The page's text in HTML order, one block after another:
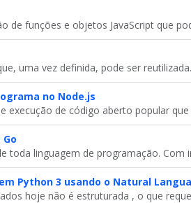
funções e objetos JavaScript que
uma vez definida, pode ser reutilizada.
no Node.js
de código aberto popular que
toda linguagem de programação. Com
Python 3 usando o Natural
hoje não é estruturada , o que